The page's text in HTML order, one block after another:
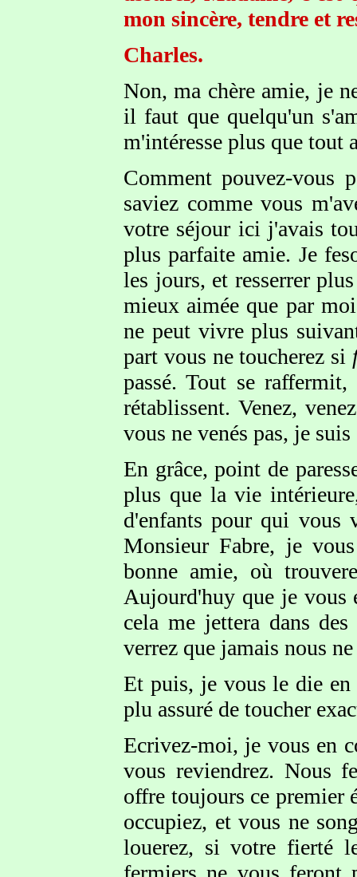
mon sincère, tendre et
Charles.
Non, ma chère amie, je
il faut que quelqu'un
m'intéresse plus que tout
Comment pouvez-vous
saviez comme vous
votre séjour ici j'avais
plus parfaite amie. Je
les jours, et resserrer
mieux aimée que par
ne peut vivre plus
part vous ne toucherez si
passé. Tout se raffermit,
rétablissent. Venez,
vous ne venés pas, je
En grâce, point de
plus que la vie
d'enfants pour qui vous
Monsieur Fabre, je
bonne amie, où
Aujourd'huy que je vous
cela me jettera dans
verrez que jamais nous
Et puis, je vous le die en
plu assuré de toucher
Ecrivez-moi, je vous en
vous reviendrez. Nous
offre toujours ce premier
occupiez, et vous ne
louerez, si votre fierté